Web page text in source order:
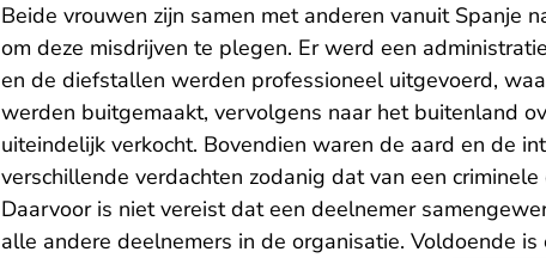
Beide vrouwen zijn samen met anderen vanuit Spanje
om deze misdrijven te plegen. Er werd een
en de diefstallen werden professioneel uitgevoerd,
werden buitgemaakt, vervolgens naar het buitenland
uiteindelijk verkocht. Bovendien waren de aard en de
verschillende verdachten zodanig dat van een
Daarvoor is niet vereist dat een deelnemer
alle andere deelnemers in de organisatie. Voldoende